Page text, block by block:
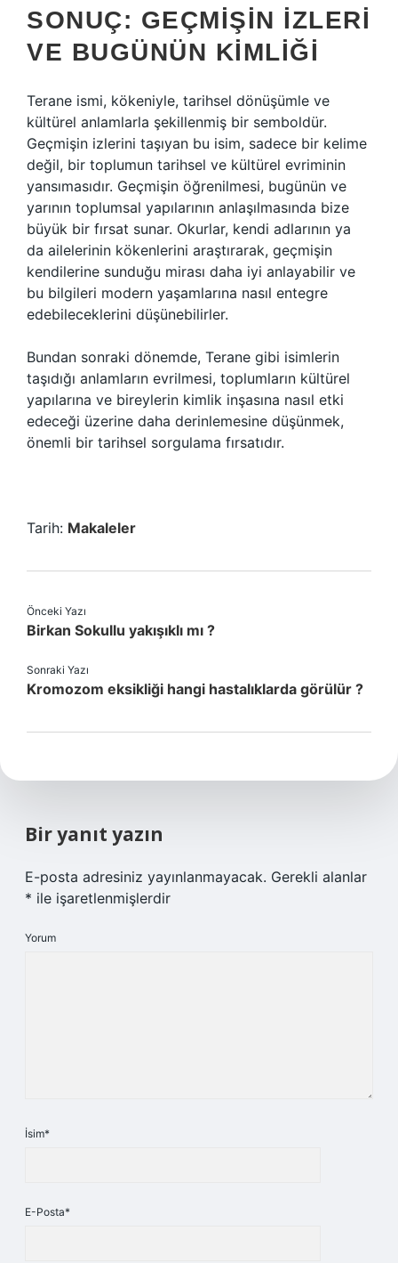
SONUÇ: GEÇMIŞIN İZLERI
VE BUGÜNÜN KIMLIĞI
Terane ismi, kökeniyle, tarihsel dönüşümle ve
kültürel anlamlarla şekillenmiş bir semboldür.
Geçmişin izlerini taşıyan bu isim, sadece bir kelime
değil, bir toplumun tarihsel ve kültürel evriminin
yansımasıdır. Geçmişin öğrenilmesi, bugünün ve
yarının toplumsal yapılarının anlaşılmasında bize
büyük bir fırsat sunar. Okurlar, kendi adlarının ya
da ailelerinin kökenlerini araştırarak, geçmişin
kendilerine sunduğu mirası daha iyi anlayabilir ve
bu bilgileri modern yaşamlarına nasıl entegre
edebileceklerini düşünebilirler.
Bundan sonraki dönemde, Terane gibi isimlerin
taşıdığı anlamların evrilmesi, toplumların kültürel
yapılarına ve bireylerin kimlik inşasına nasıl etki
edeceği üzerine daha derinlemesine düşünmek,
önemli bir tarihsel sorgulama fırsatıdır.
Tarih: Makaleler
Önceki Yazı
Birkan Sokullu yakışıklı mı ?
Sonraki Yazı
Kromozom eksikliği hangi hastalıklarda görülür ?
Bir yanıt yazın
E-posta adresiniz yayınlanmayacak. Gerekli alanlar
* ile işaretlenmişlerdir
Yorum
İsim*
E-Posta*